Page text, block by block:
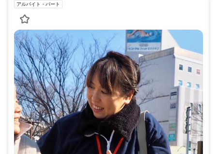
アルバイト・パート